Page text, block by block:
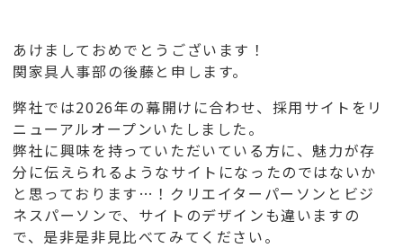
あけましておめでとうございます！
関家具人事部の後藤と申します。
弊社では2026年の幕開けに合わせ、採用サイトをリ
ニューアルオープンいたしました。
弊社に興味を持っていただいている方に、魅力が存
分に伝えられるようなサイトになったのではないか
と思っております…！クリエイターパーソンとビジ
ネスパーソンで、サイトのデザインも違いますの
で、是非是非見比べてみてください。